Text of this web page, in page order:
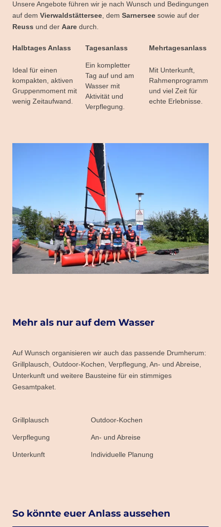
Unsere Angebote führen wir je nach Wunsch und Bedingungen
auf dem Vierwaldstättersee , dem Sarnersee sowie auf der
Reuss und der Aare durch.
Halbtages Anlass Tagesanlass Mehrtagesanlass
Ideal für einen
kompakten, aktiven
Gruppenmoment mit
wenig Zeitaufwand.
Ein kompletter
Tag auf und am
Wasser mit
Aktivität und
Verpflegung.
Mit Unterkunft,
Rahmenprogramm
und viel Zeit für
echte Erlebnisse.
Mehr als nur auf dem Wasser
Auf Wunsch organisieren wir auch das passende Drumherum:
Grillplausch, Outdoor-Kochen, Verpflegung, An- und Abreise,
Unterkunft und weitere Bausteine für ein stimmiges
Gesamtpaket.
Grillplausch Outdoor-Kochen
Verpflegung An- und Abreise
Unterkunft Individuelle Planung
So könnte euer Anlass aussehen